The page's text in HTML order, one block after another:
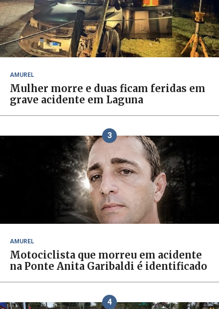
AMUREL
Mulher morre e duas ficam feridas em
grave acidente em Laguna
3
AMUREL
Motociclista que morreu em acidente
na Ponte Anita Garibaldi é identificado
4